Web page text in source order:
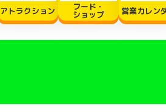
アトラクション フード・
ショップ 営業カレン